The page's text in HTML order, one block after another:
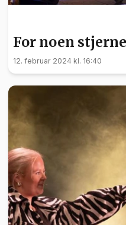
For noen
12. februar 2024 kl. 16:40